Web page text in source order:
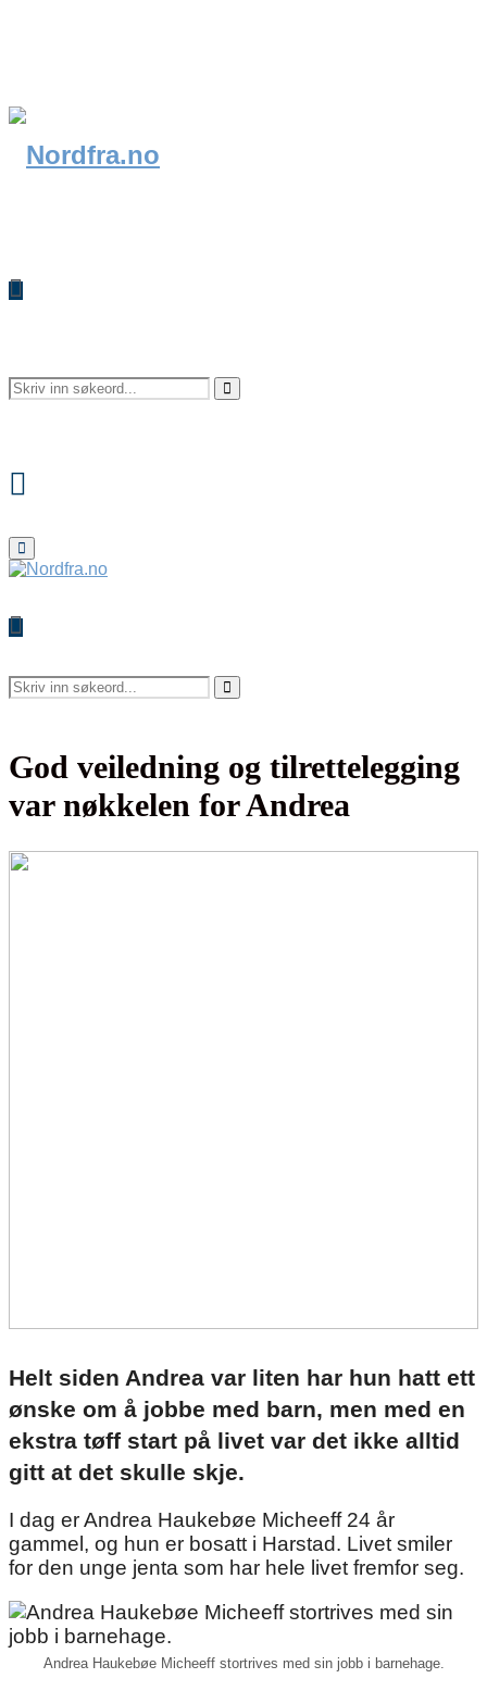
Search
Search
Primary
Menu
Search
for:
Search
God veiledning og tilrettelegging
var nøkkelen for Andrea
Helt siden Andrea var liten har hun hatt ett
ønske om å jobbe med barn, men med en
ekstra tøff start på livet var det ikke alltid
gitt at det skulle skje.
I dag er Andrea Haukebøe Micheeff 24 år
gammel, og hun er bosatt i Harstad. Livet smiler
for den unge jenta som har hele livet fremfor seg.
Andrea Haukebøe Micheeff stortrives med sin jobb i barnehage.